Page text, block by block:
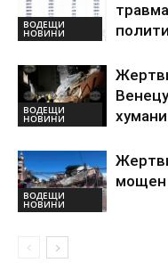
ВОДЕЩИ
НОВИНИ
ВОДЕЩИ
НОВИНИ
ВОДЕЩИ
НОВИНИ
мощен